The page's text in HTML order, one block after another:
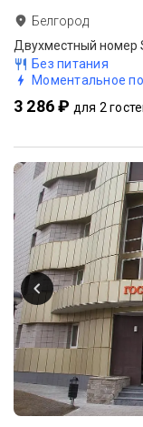
Белгород
Двухместный номер
Без питания
Моментальное
3 286 ₽ для 2